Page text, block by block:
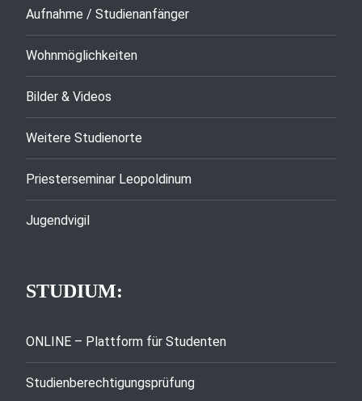
Aufnahme / Studienanfänger
Wohnmöglichkeiten
Bilder & Videos
Weitere Studienorte
Priesterseminar Leopoldinum
Jugendvigil
STUDIUM:
ONLINE – Plattform für Studenten
Studienberechtigungsprüfung